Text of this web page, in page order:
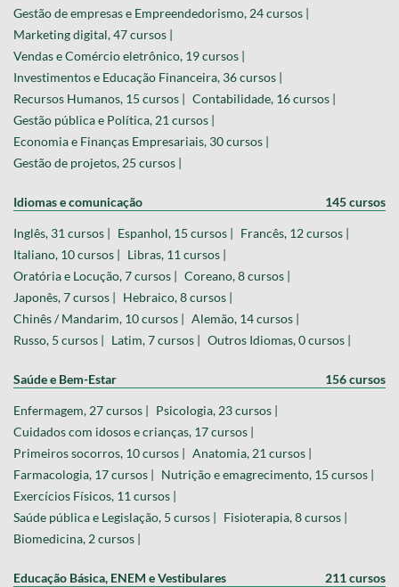
Gestão de empresas e Empreendedorismo, 24 cursos |
Marketing digital, 47 cursos |
Vendas e Comércio eletrônico, 19 cursos |
Investimentos e Educação Financeira, 36 cursos |
Recursos Humanos, 15 cursos | Contabilidade, 16 cursos |
Gestão pública e Política, 21 cursos |
Economia e Finanças Empresariais, 30 cursos |
Gestão de projetos, 25 cursos |
Idiomas e comunicação 145 cursos
Inglês, 31 cursos | Espanhol, 15 cursos | Francês, 12 cursos |
Italiano, 10 cursos | Libras, 11 cursos |
Oratória e Locução, 7 cursos | Coreano, 8 cursos |
Japonês, 7 cursos | Hebraico, 8 cursos |
Chinês / Mandarim, 10 cursos | Alemão, 14 cursos |
Russo, 5 cursos | Latim, 7 cursos | Outros Idiomas, 0 cursos |
Saúde e Bem-Estar 156 cursos
Enfermagem, 27 cursos | Psicologia, 23 cursos |
Cuidados com idosos e crianças, 17 cursos |
Primeiros socorros, 10 cursos | Anatomia, 21 cursos |
Farmacologia, 17 cursos | Nutrição e emagrecimento, 15 cursos |
Exercícios Físicos, 11 cursos |
Saúde pública e Legislação, 5 cursos | Fisioterapia, 8 cursos |
Biomedicina, 2 cursos |
Educação Básica, ENEM e Vestibulares 211 cursos